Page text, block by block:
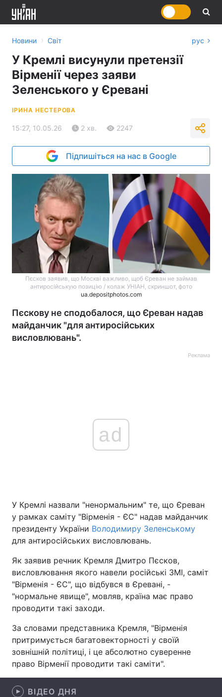
Україна Політика
Економіка Світ
Техно і зв'язок Лайт
Зброя Інциденти
Цікавинки Погода
Екологія Регіони
Лонгріди
Новини › Світ рус
У Кремлі висунули претензії
Вірменії через заяви
Зеленського у Єревані
ІРИНА НЕСТЕРОВА
15:27, 10.05.26 2 хв. 2247
Підпишіться на нас в Google
Пєсков заявив, що Москві важливо, щоб Єреван не займав
антиросійськую позицію / колаж УНІАН, скриншот, фото
ua.depositphotos.com
Пєскову не сподобалося, що Єреван надав
майданчик "для антиросійських
висловлювань".
Реклама
ad
У Кремлі назвали "ненормальним" те, що Єреван
у рамках саміту "Вірменія - ЄС" надав майданчик
президенту України Володимиру Зеленському
для антиросійських висловлювань.
Як заявив речник Кремля Дмитро Пєсков,
висловлювання якого навели російські ЗМІ, саміт
"Вірменія - ЄС", що відбувся в Єревані, -
"нормальне явище", мовляв, країна має право
проводити такі заходи.
За словами представника Кремля, "Вірменія
притримується багатовекторності у своїй
зовнішній політиці, і це абсолютно суверенне
право Вірменії проводити такі саміти".
ВІДЕО ДНЯ